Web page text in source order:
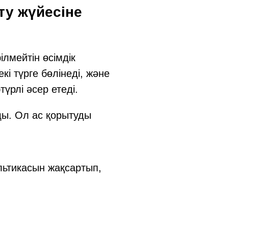
жүйесіне
өсімдік
түрге бөлінеді, және
әсер етеді.
Ол ас қорытуды
жақсартып,